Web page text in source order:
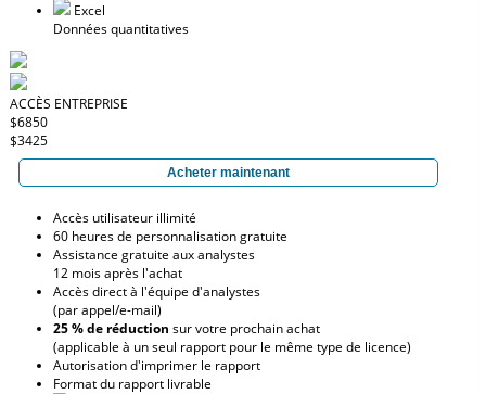
Excel
Données quantitatives
ACCÈS ENTREPRISE
$6850
$3425
Acheter maintenant
Accès utilisateur illimité
60 heures de personnalisation gratuite
Assistance gratuite aux analystes
12 mois après l'achat
Accès direct à l'équipe d'analystes
(par appel/e-mail)
25 % de réduction sur votre prochain achat
(applicable à un seul rapport pour le même type de licence)
Autorisation d'imprimer le rapport
Format du rapport livrable